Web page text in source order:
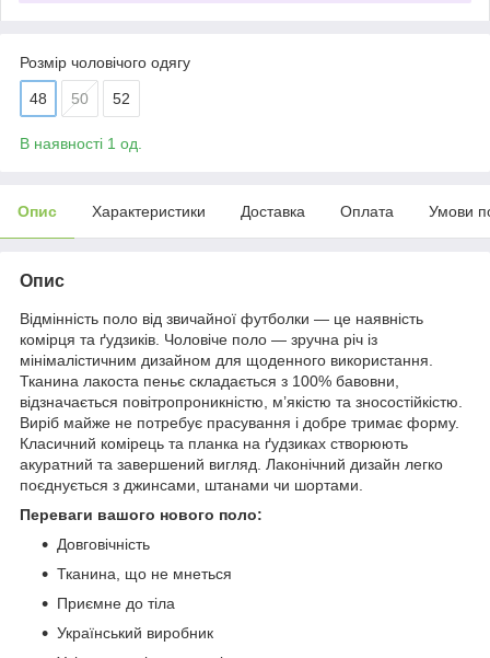
Розмір чоловічого одягу
48 50 52
В наявності 1 од.
Опис Характеристики Доставка Оплата Умови
Опис
Відмінність поло від звичайної футболки — це наявність
комірця та ґудзиків. Чоловіче поло — зручна річ із
мінімалістичним дизайном для щоденного використання.
Тканина лакоста пеньє складається з 100% бавовни,
відзначається повітропроникністю, м’якістю та зносостійкістю.
Виріб майже не потребує прасування і добре тримає форму.
Класичний комірець та планка на ґудзиках створюють
акуратний та завершений вигляд. Лаконічний дизайн легко
поєднується з джинсами, штанами чи шортами.
Переваги вашого нового поло:
Довговічність
Тканина, що не мнеться
Приємне до тіла
Український виробник